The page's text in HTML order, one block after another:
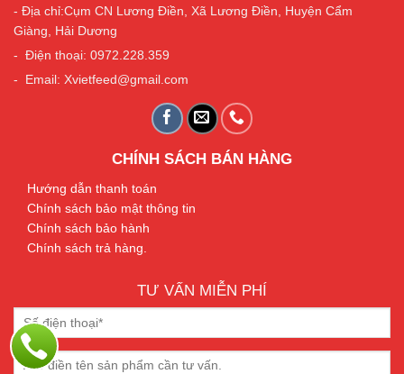
- Địa chỉ:Cụm CN Lương Điền, Xã Lương Điền, Huyện Cẩm
Giàng, Hải Dương
- Điện thoại: 0972.228.359
- Email: Xvietfeed@gmail.com
CHÍNH SÁCH BÁN HÀNG
Hướng dẫn thanh toán
Chính sách bảo mật thông tin
Chính sách bảo hành
Chính sách trả hàng.
TƯ VẤN MIỄN PHÍ